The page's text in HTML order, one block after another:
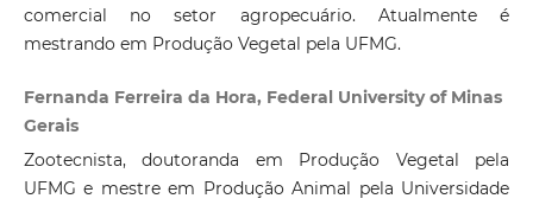
comercial no setor agropecuário. Atualmente é
mestrando em Produção Vegetal pela UFMG.
Fernanda Ferreira da Hora, Federal University of Minas
Gerais
Zootecnista, doutoranda em Produção Vegetal pela
UFMG e mestre em Produção Animal pela Universidade